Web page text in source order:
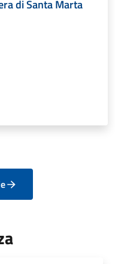
di Santa Marta